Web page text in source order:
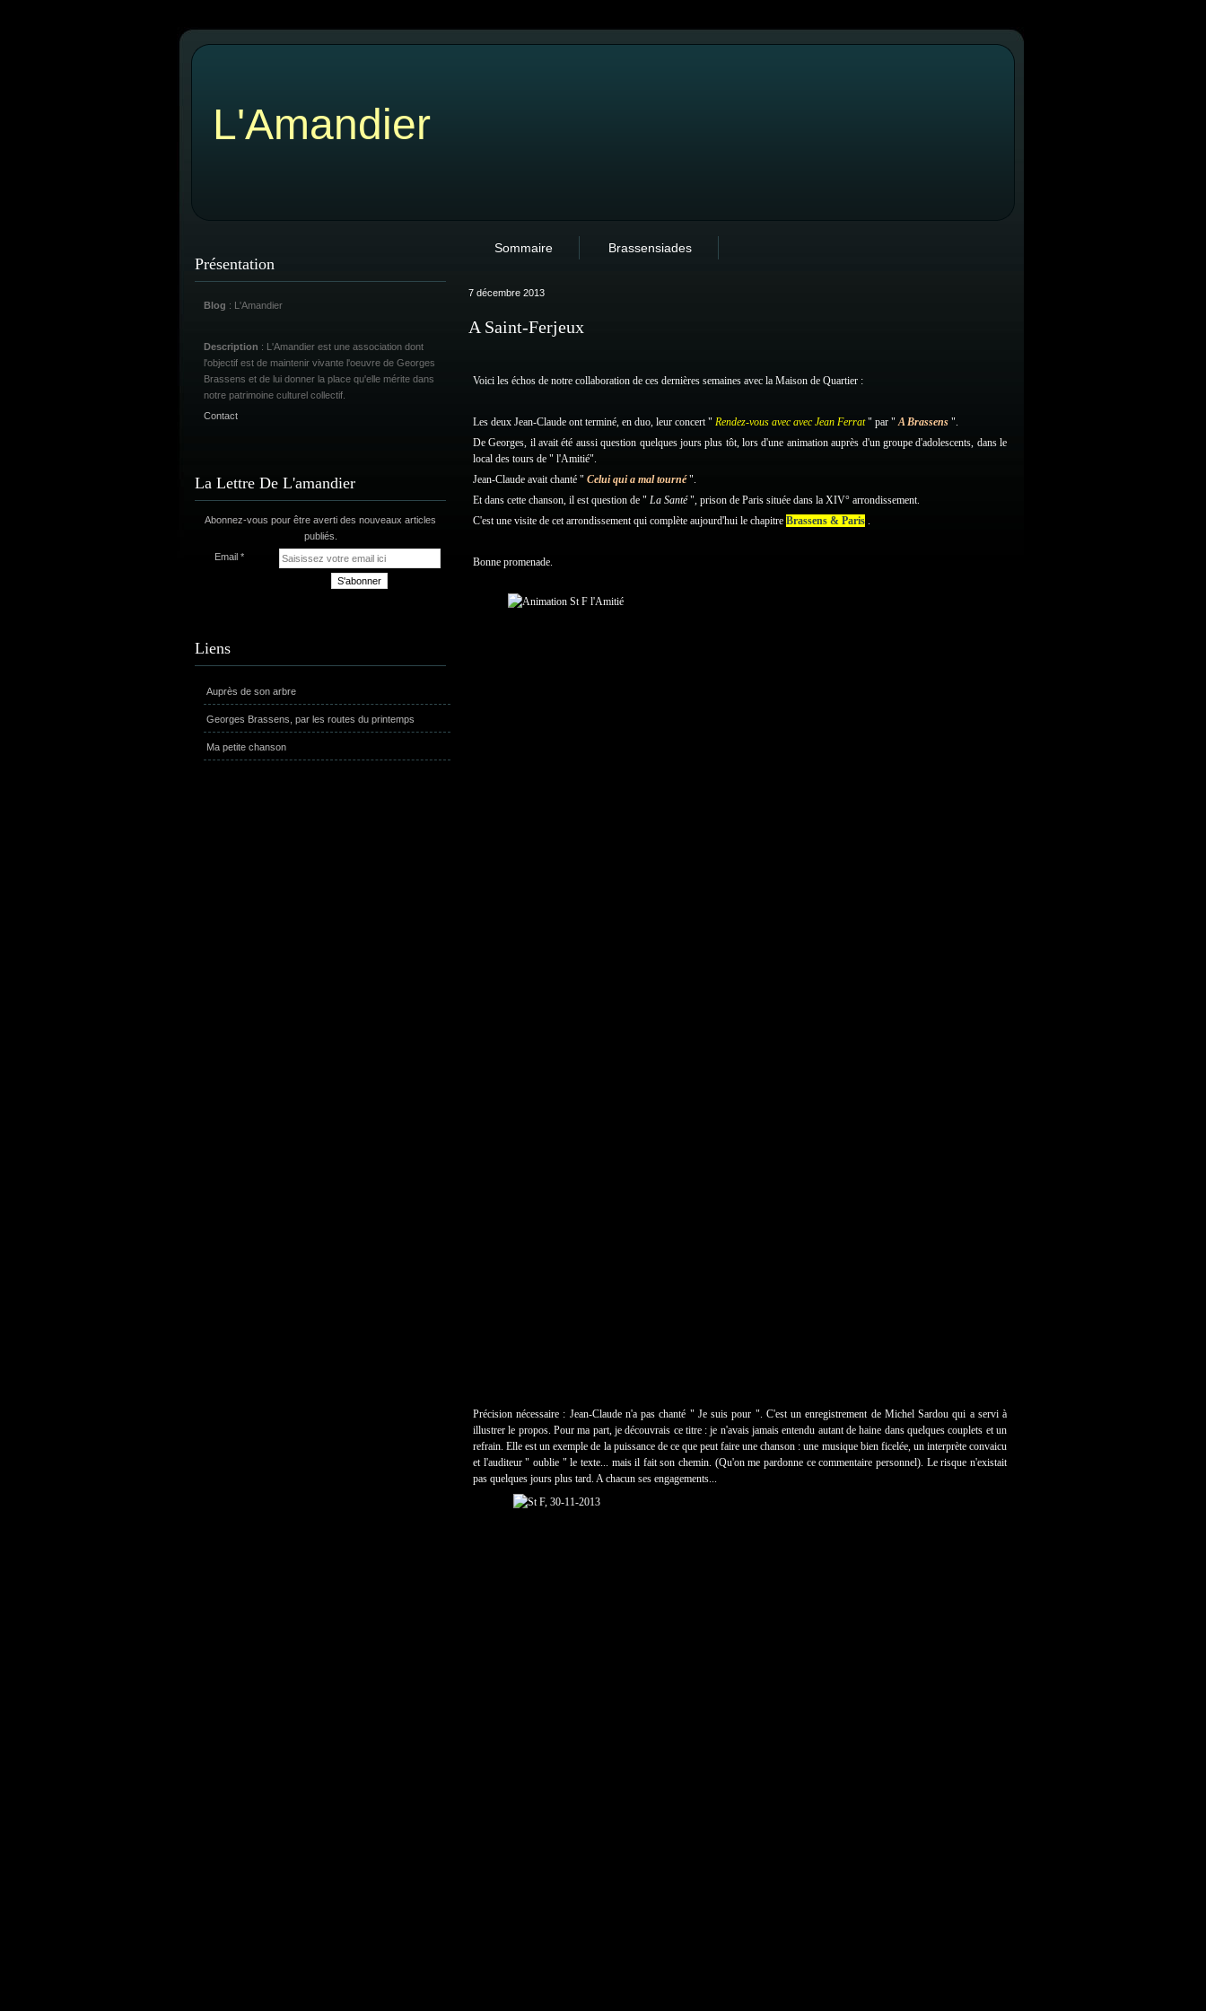
L'Amandier
Présentation
Blog : L'Amandier
Description : L'Amandier est une association dont
l'objectif est de maintenir vivante l'oeuvre de Georges
Brassens et de lui donner la place qu'elle mérite dans
notre patrimoine culturel collectif.
Contact
La Lettre De L'amandier
Abonnez-vous pour être averti des nouveaux articles
publiés.
Email
Liens
Auprès de son arbre
Georges Brassens, par les routes du printemps
Ma petite chanson
Sommaire Brassensiades
7 décembre 2013
A Saint-Ferjeux
Voici les échos de notre collaboration de ces dernières semaines avec la Maison de Quartier :
Les deux Jean-Claude ont terminé, en duo, leur concert " Rendez-vous avec avec Jean Ferrat" par "A Brassens ".
De Georges, il avait été aussi question quelques jours plus tôt, lors d'une animation auprès d'un groupe d'adolescents, dans le
local des tours de " l'Amitié".
Jean-Claude avait chanté " Celui qui a mal tourné".
Et dans cette chanson, il est question de " La Santé", prison de Paris située dans la XIV° arrondissement.
C'est une visite de cet arrondissement qui complète aujourd'hui le chapitre Brassens & Paris .
Bonne promenade.
Précision nécessaire : Jean-Claude n'a pas chanté " Je suis pour ". C'est un enregistrement de Michel Sardou qui a servi à
illustrer le propos. Pour ma part, je découvrais ce titre : je n'avais jamais entendu autant de haine dans quelques couplets et un
refrain. Elle est un exemple de la puissance de ce que peut faire une chanson : une musique bien ficelée, un interprète convaicu
et l'auditeur " oublie " le texte... mais il fait son chemin. (Qu'on me pardonne ce commentaire personnel). Le risque n'existait
pas quelques jours plus tard. A chacun ses engagements...